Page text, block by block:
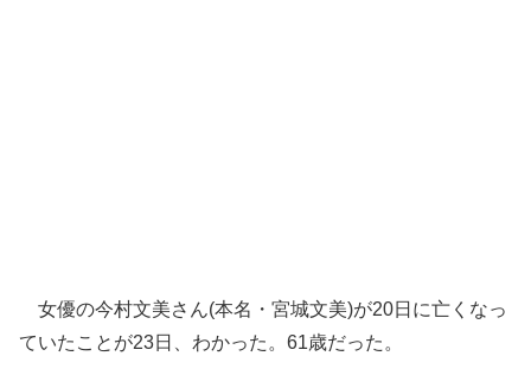
女優の今村文美さん(本名・宮城文美)が20日に亡くなっ
ていたことが23日、わかった。61歳だった。